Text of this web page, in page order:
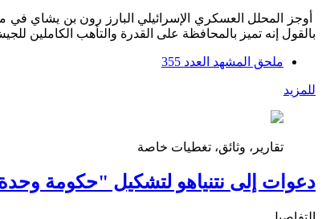
أوجز المحلل العسكري الإسرائيلي البارز رون بن يشاي في
بالقول إنه تميز بالمحافظة على القدرة والتأهب الكاملين
ملحق المشهد العدد 355
للمزيد
تقارير، وثائق، تغطيات خاصة
دعوات إلى نتنياهو لتشكيل "حكومة وحدة